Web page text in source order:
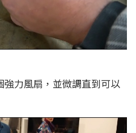
力風扇，並微調直到可以